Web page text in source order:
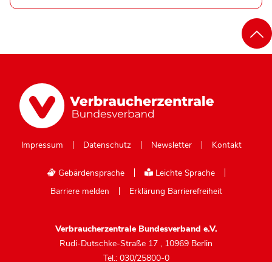
Impressum Datenschutz Newsletter Kontakt
Gebärdensprache
Leichte Sprache
Barriere melden
Erklärung Barrierefreiheit
Verbraucherzentrale Bundesverband e.V.
Rudi-Dutschke-Straße 17 , 10969 Berlin
Tel.: 030/25800-0